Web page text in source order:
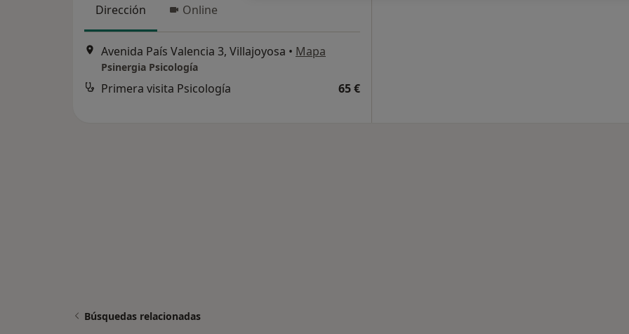
Dirección Online
Avenida País Valencia 3, Villajoyosa • Mapa
Psinergia Psicología
Primera visita Psicología 65 €
Búsquedas relacionadas